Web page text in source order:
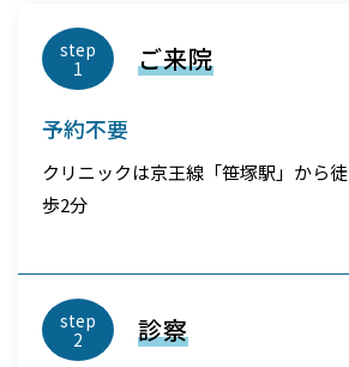
step
1
ご来院
予約不要
クリニックは京王線「笹塚駅」から徒
歩2分
step
2
診察